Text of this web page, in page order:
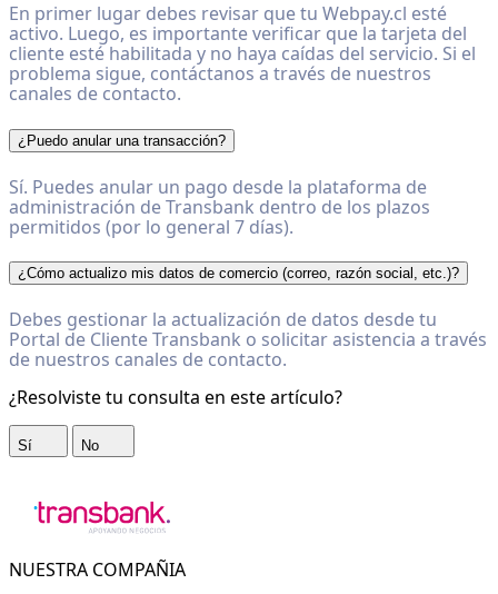
En primer lugar debes revisar que tu Webpay.cl esté
activo. Luego, es importante verificar que la tarjeta del
cliente esté habilitada y no haya caídas del servicio. Si el
problema sigue, contáctanos a través de nuestros
canales de contacto.
¿Puedo anular una transacción?
Sí. Puedes anular un pago desde la plataforma de
administración de Transbank dentro de los plazos
permitidos (por lo general 7 días).
¿Cómo actualizo mis datos de comercio (correo, razón social, etc.)?
Debes gestionar la actualización de datos desde tu
Portal de Cliente Transbank o solicitar asistencia a través
de nuestros canales de contacto.
¿Resolviste tu consulta en este artículo?
Sí No
NUESTRA COMPAÑIA